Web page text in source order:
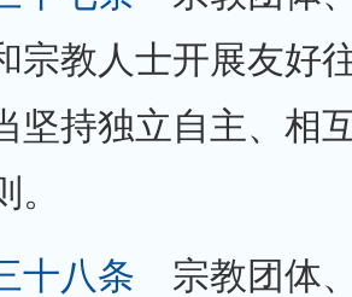
宗教人士开展友好
坚持独立自主、相
八条 宗教团体